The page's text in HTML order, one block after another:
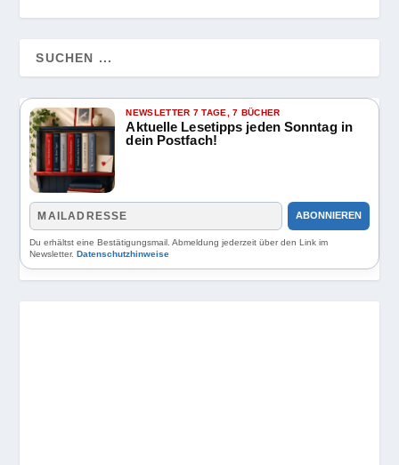
NEWSLETTER 7 TAGE, 7 BÜCHER
Aktuelle Lesetipps jeden Sonntag in
dein Postfach!
ABONNIEREN
Du erhältst eine Bestätigungsmail. Abmeldung jederzeit über den Link im
Newsletter.Datenschutzhinweise